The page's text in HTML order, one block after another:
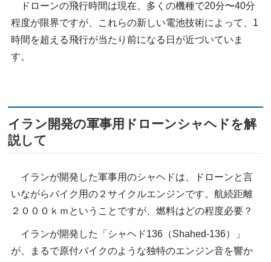
ドローンの飛行時間は現在、多くの機種で20分〜40分
程度が限界ですが、これらの新しい電池技術によって、1
時間を超える飛行が当たり前になる日が近づいていま
す。
イラン開発の軍事用ドローンシャヘドを解
説して
イランが開発した軍事用のシャヘドは、ドローンと言
いながらバイク用の２サイクルエンジンです。航続距離
２０００ｋｍということですが、燃料はどの程度必要？
イランが開発した「シャヘド136（Shahed-136）」
が、まるで原付バイクのような独特のエンジン音を響か